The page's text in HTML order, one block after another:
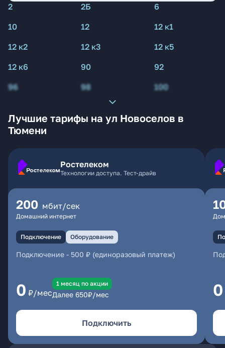
2 2Б
6
10
12
12 к1
12 к2
12 к3
12 к5
12 к6
90
92
96
98 100
Лучшие тарифы на ул Новоселов в
Тюмени
Ростелеком
Технологии доступа. Тест-драйв
200 мбит/сек
Домашний интернет
Подключение Оборудование
Подключение - 500 ₽ (единоразовый платеж)
0 ₽/мес
1 месяц по акции
Далее 650₽/мес
Подключить
0